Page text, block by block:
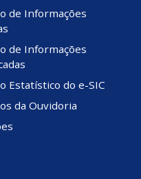
de Informações
de Informações
Estatístico do e-SIC
da Ouvidoria